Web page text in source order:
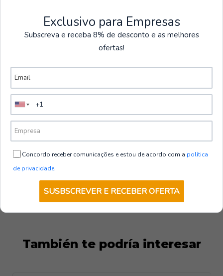
Ver más productos
-22%DESCUENTO
Chaqueta de seguridad de invierno DX4
€70,00 sin IVA€90,00
5.0
También te podría interesar
Exclusivo para Empresas
Subscreva e receba 8% de desconto e as melhores
ofertas!
Concordo receber comunicações e estou de acordo com a política
de privacidade.
SUSBSCREVER E RECEBER OFERTA